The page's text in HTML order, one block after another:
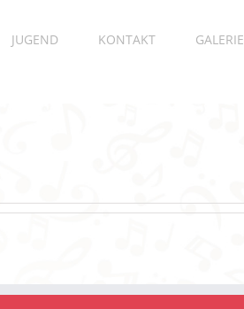
JUGEND KONTAKT GALERIE